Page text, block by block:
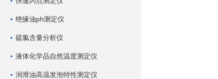
绝缘油ph测定仪
硫氯含量分析仪
液体化学品自然温度测定仪
润滑油高温发泡特性测定仪